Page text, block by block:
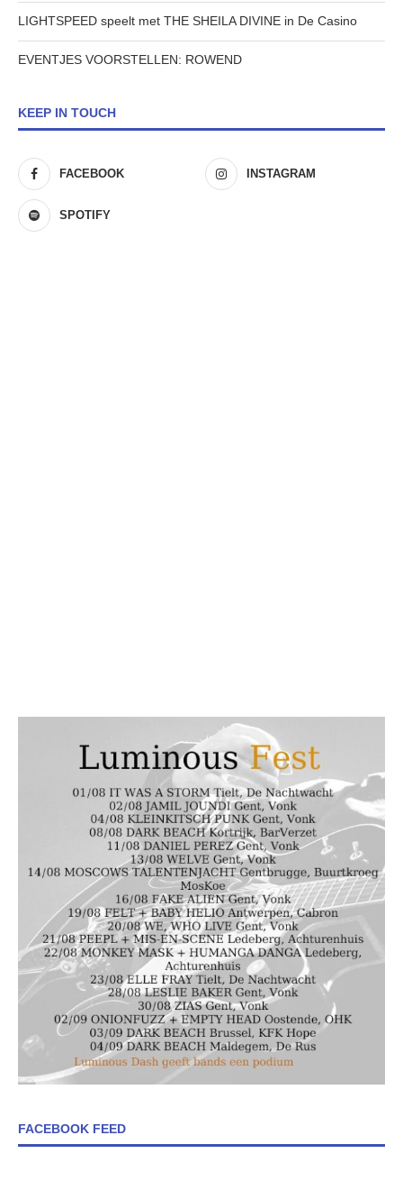
LIGHTSPEED speelt met THE SHEILA DIVINE in De Casino
EVENTJES VOORSTELLEN: ROWEND
KEEP IN TOUCH
FACEBOOK INSTAGRAM
SPOTIFY
FACEBOOK FEED